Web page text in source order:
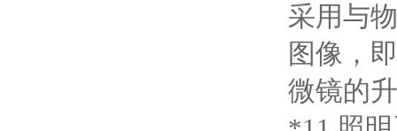
采用与
图像，
微镜的